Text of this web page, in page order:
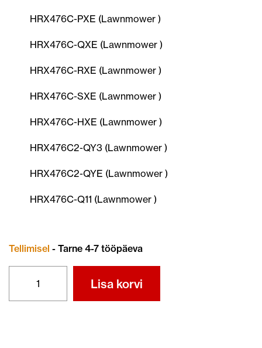
HRX476C-PXE (Lawnmower )
HRX476C-QXE (Lawnmower )
HRX476C-RXE (Lawnmower )
HRX476C-SXE (Lawnmower )
HRX476C-HXE (Lawnmower )
HRX476C2-QY3 (Lawnmower )
HRX476C2-QYE (Lawnmower )
HRX476C-Q11 (Lawnmower )
Tellimisel - Tarne 4-7 tööpäeva
72511-
Lisa korvi